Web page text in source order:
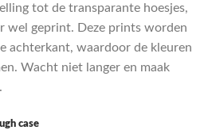
tot de transparante hoesjes,
wel geprint. Deze prints worden
achterkant, waardoor de kleuren
Wacht niet langer en maak
case